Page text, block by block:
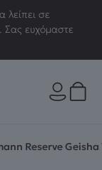
σε
. Σας ευχόμαστε
Reserve